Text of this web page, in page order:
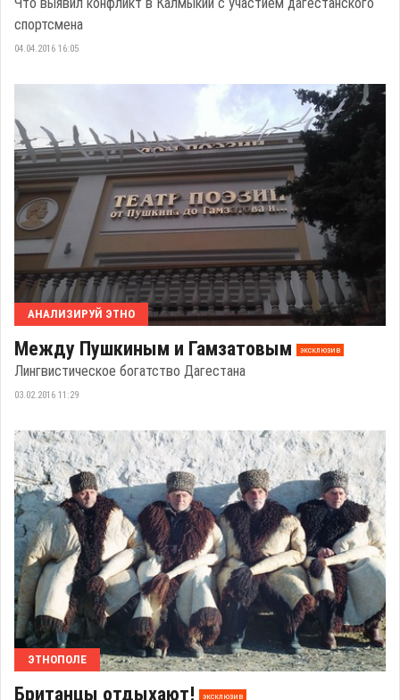
спортсмена
04.04.2016 16:05
АНАЛИЗИРУЙ ЭТНО
Между Пушкиным и Гамзатовым эксклюзив
Лингвистическое богатство Дагестана
03.02.2016 11:29
ЭТНОПОЛЕ
Британцы отдыхают! эксклюзив